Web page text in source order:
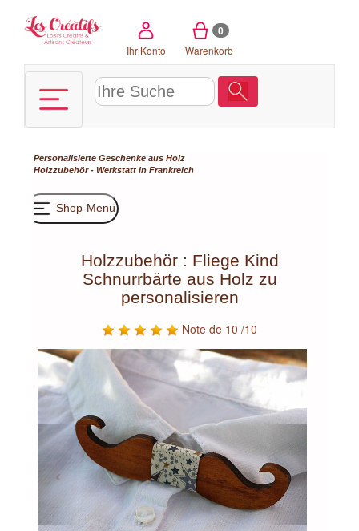
Ihr Konto
0
Warenkorb
Personalisierte Geschenke aus Holz
Holzzubehör - Werkstatt in Frankreich
Shop-Menü
Holzzubehör : Fliege Kind
Schnurrbärte aus Holz zu
personalisieren
Note de 10 /10
Previous